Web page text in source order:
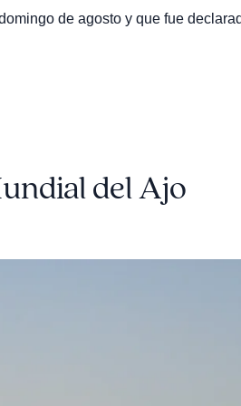
de agosto y que fue
del Ajo